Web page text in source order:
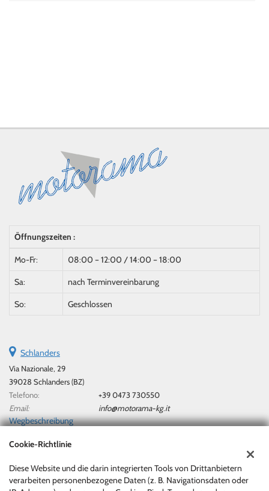
Öffnungszeiten :
Mo-Fr: 08:00 – 12:00 / 14:00 – 18:00
Sa: nach Terminvereinbarung
So: Geschlossen
Schlanders
Via Nazionale, 29
39028 Schlanders (BZ)
Telefono:
+39 0473 730550
Email:
info@motorama-kg.it
Wegbeschreibung
Steuerdaten:
Motorama Di Marx Berthold & Co. Kg/Sas
Cookie-Richtlinie
Diese Website und die darin integrierten Tools von Drittanbietern
verarbeiten personenbezogene Daten (z. B. Navigationsdaten oder